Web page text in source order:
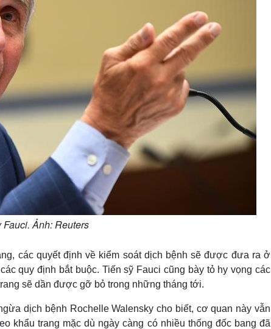
Ảnh: Reuters
các quyết định về kiểm soát dịch bệnh sẽ được đưa ra ở
quy định bắt buộc. Tiến sỹ Fauci cũng bày tỏ hy vọng các
sẽ dần được gỡ bỏ trong những tháng tới.
dịch bệnh Rochelle Walensky cho biết, cơ quan này vẫn
khẩu trang mặc dù ngày càng có nhiều thống đốc bang đã